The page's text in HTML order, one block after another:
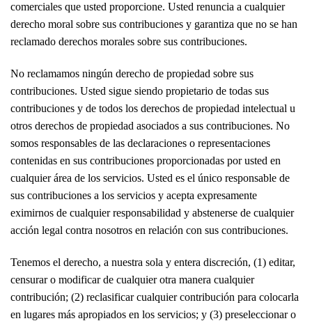
comerciales que usted proporcione. Usted renuncia a cualquier
derecho moral sobre sus contribuciones y garantiza que no se han
reclamado derechos morales sobre sus contribuciones.
No reclamamos ningún derecho de propiedad sobre sus
contribuciones. Usted sigue siendo propietario de todas sus
contribuciones y de todos los derechos de propiedad intelectual u
otros derechos de propiedad asociados a sus contribuciones. No
somos responsables de las declaraciones o representaciones
contenidas en sus contribuciones proporcionadas por usted en
cualquier área de los servicios. Usted es el único responsable de
sus contribuciones a los servicios y acepta expresamente
eximirnos de cualquier responsabilidad y abstenerse de cualquier
acción legal contra nosotros en relación con sus contribuciones.
Tenemos el derecho, a nuestra sola y entera discreción, (1) editar,
censurar o modificar de cualquier otra manera cualquier
contribución; (2) reclasificar cualquier contribución para colocarla
en lugares más apropiados en los servicios; y (3) preseleccionar o